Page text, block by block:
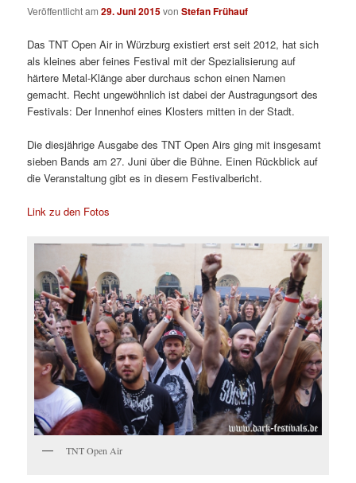
Veröffentlicht am29. Juni 2015vonStefan Frühauf
Das TNT Open Air in Würzburg existiert erst seit 2012, hat sich
als kleines aber feines Festival mit der Spezialisierung auf
härtere Metal-Klänge aber durchaus schon einen Namen
gemacht. Recht ungewöhnlich ist dabei der Austragungsort des
Festivals: Der Innenhof eines Klosters mitten in der Stadt.
Die diesjährige Ausgabe des TNT Open Airs ging mit insgesamt
sieben Bands am 27. Juni über die Bühne. Einen Rückblick auf
die Veranstaltung gibt es in diesem Festivalbericht.
Link zu den Fotos
TNT Open Air